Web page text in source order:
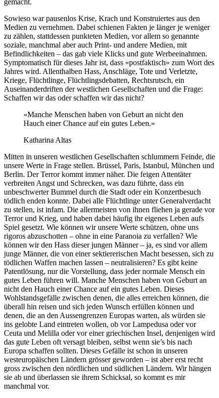
gemacht.
Sowieso war pausenlos Krise, Krach und Konstruiertes aus den
Medien zu vernehmen. Dabei schienen Fakten je länger je weniger
zu zählen, stattdessen punkteten Medien, vor allem so genannte
soziale, manchmal aber auch Print- und andere Medien, mit
Befindlichkeiten – das gab viele Klicks und gute Werbeeinahmen.
Symptomatisch für dieses Jahr ist, dass «postfaktisch» zum Wort des
Jahres wird. Allenthalben Hass, Anschläge, Tote und Verletzte,
Kriege, Flüchtlinge, Flüchtlingsdebatten, Rechtsrutsch, ein
Auseinanderdriften der westlichen Gesellschaften und die Frage:
Schaffen wir das oder schaffen wir das nicht?
«Manche Menschen haben von Geburt an nicht den
Hauch einer Chance auf ein gutes Leben.»
Katharina Altas
Mitten in unseren westlichen Gesellschaften schlummern Feinde, die
unsere Werte in Frage stellen. Brüssel, Paris, Istanbul, München und
Berlin. Der Terror kommt immer näher. Die feigen Attentäter
verbreiten Angst und Schrecken, was dazu führte, dass ein
unbeschwerter Bummel durch die Stadt oder ein Konzertbesuch
tödlich enden konnte. Dabei alle Flüchtlinge unter Generalverdacht
zu stellen, ist infam. Die allermeisten von ihnen fliehen ja gerade vor
Terror und Krieg, und haben dabei häufig ihr eigenes Leben aufs
Spiel gesetzt. Wie können wir unsere Werte schützen, ohne uns
rigoros abzuschotten – ohne in eine Paranoia zu verfallen? Wie
können wir den Hass dieser jungen Männer – ja, es sind vor allem
junge Männer, die von einer sektiererischen Macht besessen, sich zu
tödlichen Waffen machen lassen – neutralisieren? Es gibt keine
Patentlösung, nur die Vorstellung, dass jeder normale Mensch ein
gutes Leben führen will. Manche Menschen haben von Geburt an
nicht den Hauch einer Chance auf ein gutes Leben. Dieses
Wohlstandsgefälle zwischen denen, die alles erreichen können, die
überall hin reisen und sich jeden Wunsch erfüllen können und
denen, die an den Aussengrenzen Europas warten, als würden sie
ins gelobte Land eintreten wollen, ob vor Lampedusa oder vor
Ceuta und Melilla oder vor einer griechischen Insel, denjenigen wird
das gute Leben oft versagt bleiben, selbst wenn sie’s bis nach
Europa schaffen sollten. Dieses Gefälle ist schon in unseren
westeuropäischen Ländern grösser geworden – ist aber erst recht
gross zwischen den nördlichen und südlichen Ländern. Wir hängen
sie ab und überlassen sie ihrem Schicksal, so kommt es mir
manchmal vor.